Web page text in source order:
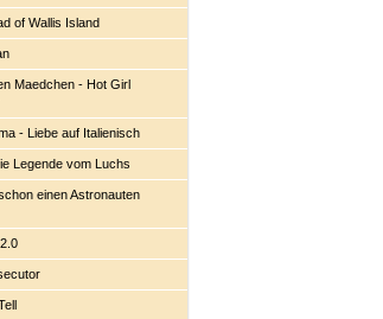
of Wallis Island
Maedchen - Hot Girl
- Liebe auf Italienisch
Legende vom Luchs
einen Astronauten